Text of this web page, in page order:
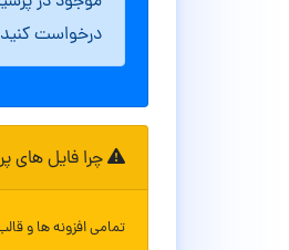
درخواست کنید
چرا فایل های
تمامی افزونه ها و